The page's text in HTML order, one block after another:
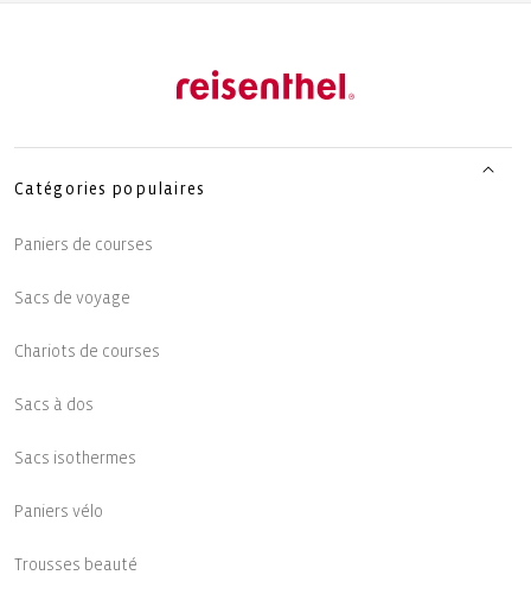
Catégories populaires
Paniers de courses
Sacs de voyage
Chariots de courses
Sacs à dos
Sacs isothermes
Paniers vélo
Trousses beauté